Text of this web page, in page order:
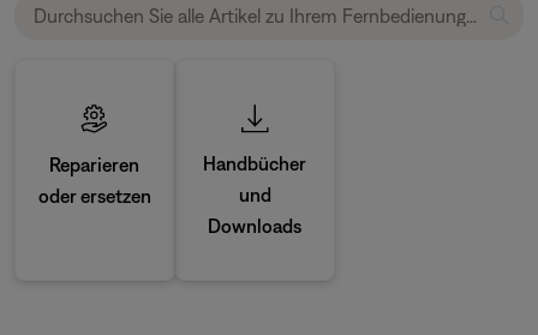
Reparieren
oder ersetzen
Handbücher
und
Downloads